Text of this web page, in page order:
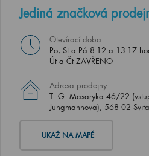
Jediná značková
Otevírací doba
Po, St a Pá 8-12 a 13-17
Út a Čt ZAVŘENO
Adresa prodejny
T. G. Masaryka 46/22
Jungmannova), 568 02
UKAŽ NA MAPĚ